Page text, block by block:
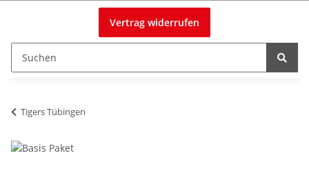
Vertrag widerrufen
Tigers Tübingen